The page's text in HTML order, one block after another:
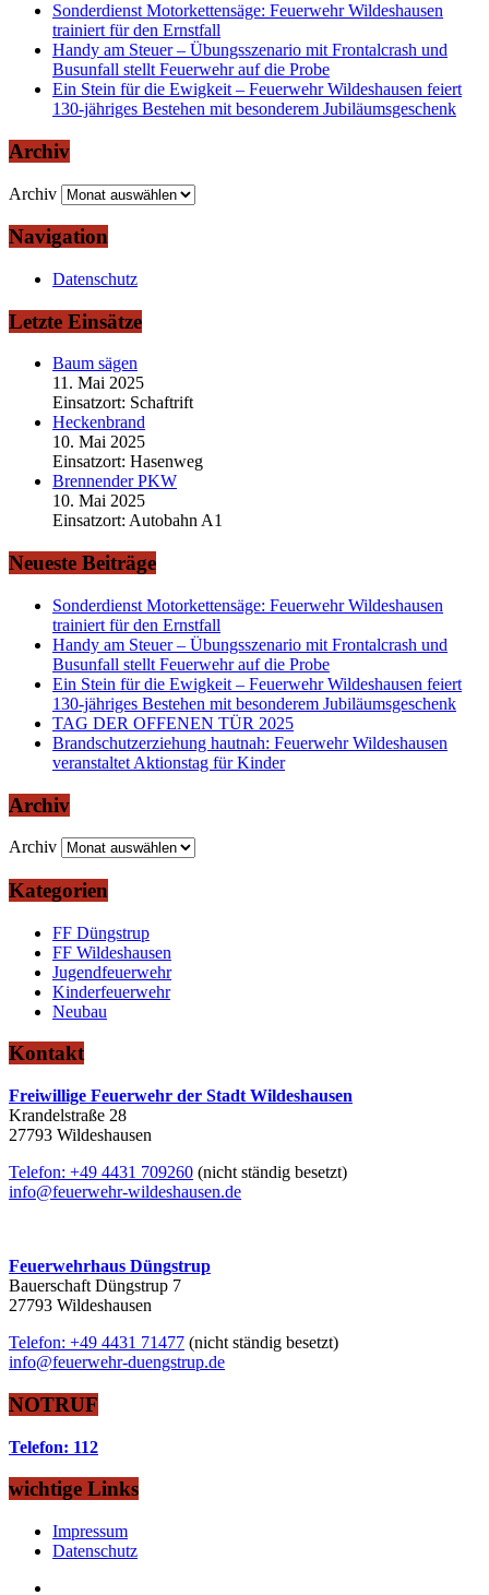
Sonderdienst Motorkettensäge: Feuerwehr Wildeshausen
trainiert für den Ernstfall
Handy am Steuer – Übungsszenario mit Frontalcrash und
Busunfall stellt Feuerwehr auf die Probe
Ein Stein für die Ewigkeit – Feuerwehr Wildeshausen feiert
130-jähriges Bestehen mit besonderem Jubiläumsgeschenk
Archiv
Archiv
Navigation
Datenschutz
Letzte Einsätze
Baum sägen
11. Mai 2025
Einsatzort: Schaftrift
Heckenbrand
10. Mai 2025
Einsatzort: Hasenweg
Brennender PKW
10. Mai 2025
Einsatzort: Autobahn A1
Neueste Beiträge
Sonderdienst Motorkettensäge: Feuerwehr Wildeshausen
trainiert für den Ernstfall
Handy am Steuer – Übungsszenario mit Frontalcrash und
Busunfall stellt Feuerwehr auf die Probe
Ein Stein für die Ewigkeit – Feuerwehr Wildeshausen feiert
130-jähriges Bestehen mit besonderem Jubiläumsgeschenk
TAG DER OFFENEN TÜR 2025
Brandschutzerziehung hautnah: Feuerwehr Wildeshausen
veranstaltet Aktionstag für Kinder
Archiv
Archiv
Kategorien
FF Düngstrup
FF Wildeshausen
Jugendfeuerwehr
Kinderfeuerwehr
Neubau
Kontakt
Freiwillige Feuerwehr der Stadt Wildeshausen
Krandelstraße 28
27793 Wildeshausen
Telefon: +49 4431 709260 (nicht ständig besetzt)
info@feuerwehr-wildeshausen.de
Feuerwehrhaus Düngstrup
Bauerschaft Düngstrup 7
27793 Wildeshausen
Telefon: +49 4431 71477 (nicht ständig besetzt)
info@feuerwehr-duengstrup.de
NOTRUF
Telefon: 112
wichtige Links
Impressum
Datenschutz